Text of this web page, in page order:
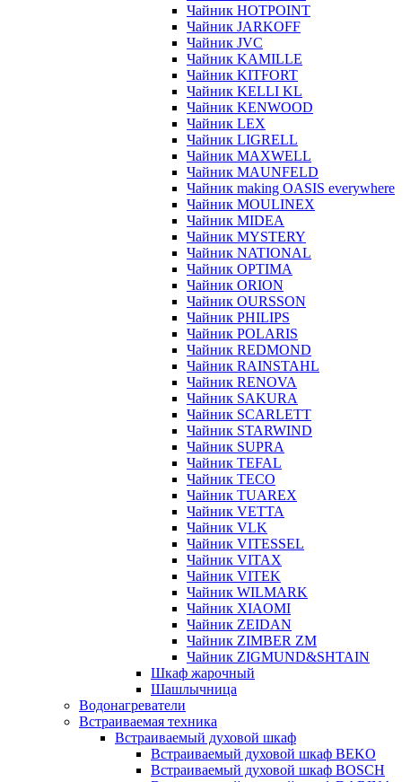
Чайник HOTPOINT
Чайник JARKOFF
Чайник JVC
Чайник KAMILLE
Чайник KITFORT
Чайник KELLI KL
Чайник KENWOOD
Чайник LEX
Чайник LIGRELL
Чайник MAXWELL
Чайник MAUNFELD
Чайник making OASIS everywhere
Чайник MOULINEX
Чайник MIDEA
Чайник MYSTERY
Чайник NATIONAL
Чайник OPTIMA
Чайник ORION
Чайник OURSSON
Чайник PHILIPS
Чайник POLARIS
Чайник REDMOND
Чайник RAINSTAHL
Чайник RENOVA
Чайник SAKURA
Чайник SCARLETT
Чайник STARWIND
Чайник SUPRA
Чайник TEFAL
Чайник TECO
Чайник TUAREX
Чайник VETTA
Чайник VLK
Чайник VITESSEL
Чайник VITAX
Чайник VITEK
Чайник WILMARK
Чайник XIAOMI
Чайник ZEIDAN
Чайник ZIMBER ZM
Чайник ZIGMUND&SHTAIN
Шкаф жарочный
Шашлычница
Водонагреватели
Встраиваемая техника
Встраиваемый духовой шкаф
Встраиваемый духовой шкаф BEKO
Встраиваемый духовой шкаф BOSCH